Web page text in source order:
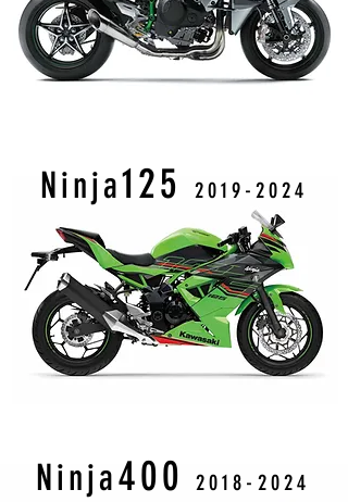
Ninja125 2019-2024
Ninja400 2018-2024